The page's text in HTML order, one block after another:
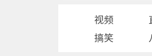
视频
搞笑